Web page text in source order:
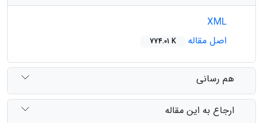
اصل مقاله
774.01 K
هم رسانی
ارجاع به این مقاله